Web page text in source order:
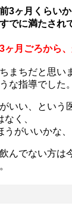
3ヶ月くらい
でに満たされ
月ごろから
まちだと思い
な指導でした。
いい、という
く、
がいいかな、
んでない方は